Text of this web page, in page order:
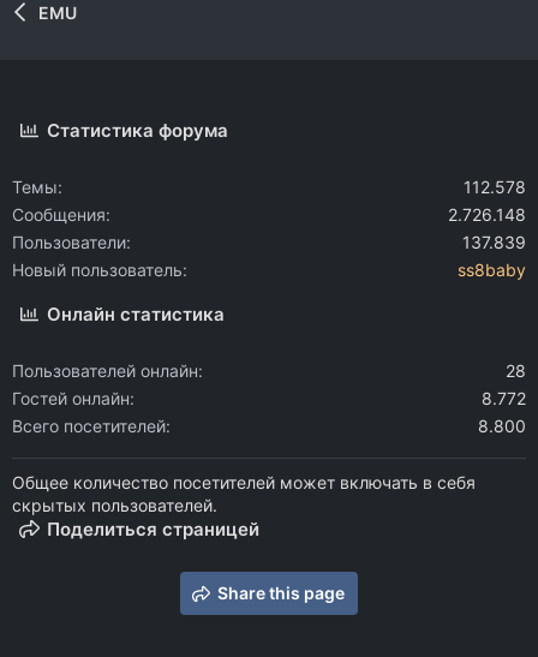
EMU
Статистика форума
Темы
112.578
Сообщения
2.726.148
Пользователи
137.839
Новый пользователь
ss8baby
Онлайн статистика
Пользователей онлайн
28
Гостей онлайн
8.772
Всего посетителей
8.800
Общее количество посетителей может включать в себя
скрытых пользователей.
Поделиться страницей
Share this page